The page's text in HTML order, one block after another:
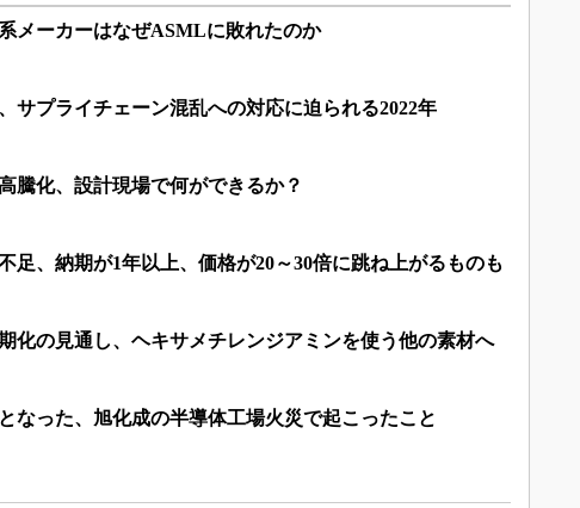
メーカーはなぜASMLに敗れたのか
サプライチェーン混乱への対応に迫られる2022年
騰化、設計現場で何ができるか？
足、納期が1年以上、価格が20～30倍に跳ね上がるものも
化の見通し、ヘキサメチレンジアミンを使う他の素材へ
なった、旭化成の半導体工場火災で起こったこと